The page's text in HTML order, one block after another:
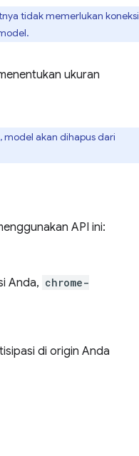
tidak memerlukan koneksi
ukuran
akan dihapus dari
API ini:
Anda, chrome-
di origin Anda